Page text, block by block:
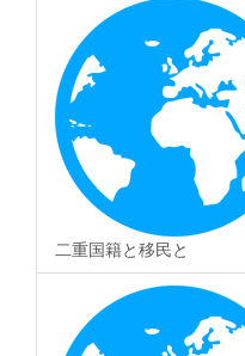
二重国籍と移民と